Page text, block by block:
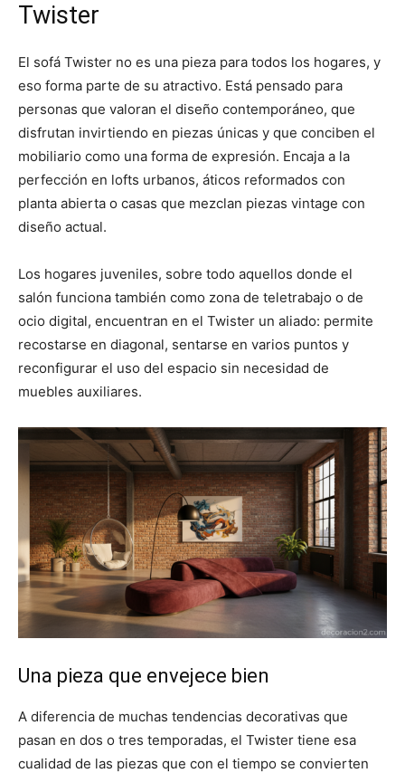
Twister
El sofá Twister no es una pieza para todos los hogares, y
eso forma parte de su atractivo. Está pensado para
personas que valoran el diseño contemporáneo, que
disfrutan invirtiendo en piezas únicas y que conciben el
mobiliario como una forma de expresión. Encaja a la
perfección en lofts urbanos, áticos reformados con
planta abierta o casas que mezclan piezas vintage con
diseño actual.
Los hogares juveniles, sobre todo aquellos donde el
salón funciona también como zona de teletrabajo o de
ocio digital, encuentran en el Twister un aliado: permite
recostarse en diagonal, sentarse en varios puntos y
reconfigurar el uso del espacio sin necesidad de
muebles auxiliares.
Una pieza que envejece bien
A diferencia de muchas tendencias decorativas que
pasan en dos o tres temporadas, el Twister tiene esa
cualidad de las piezas que con el tiempo se convierten